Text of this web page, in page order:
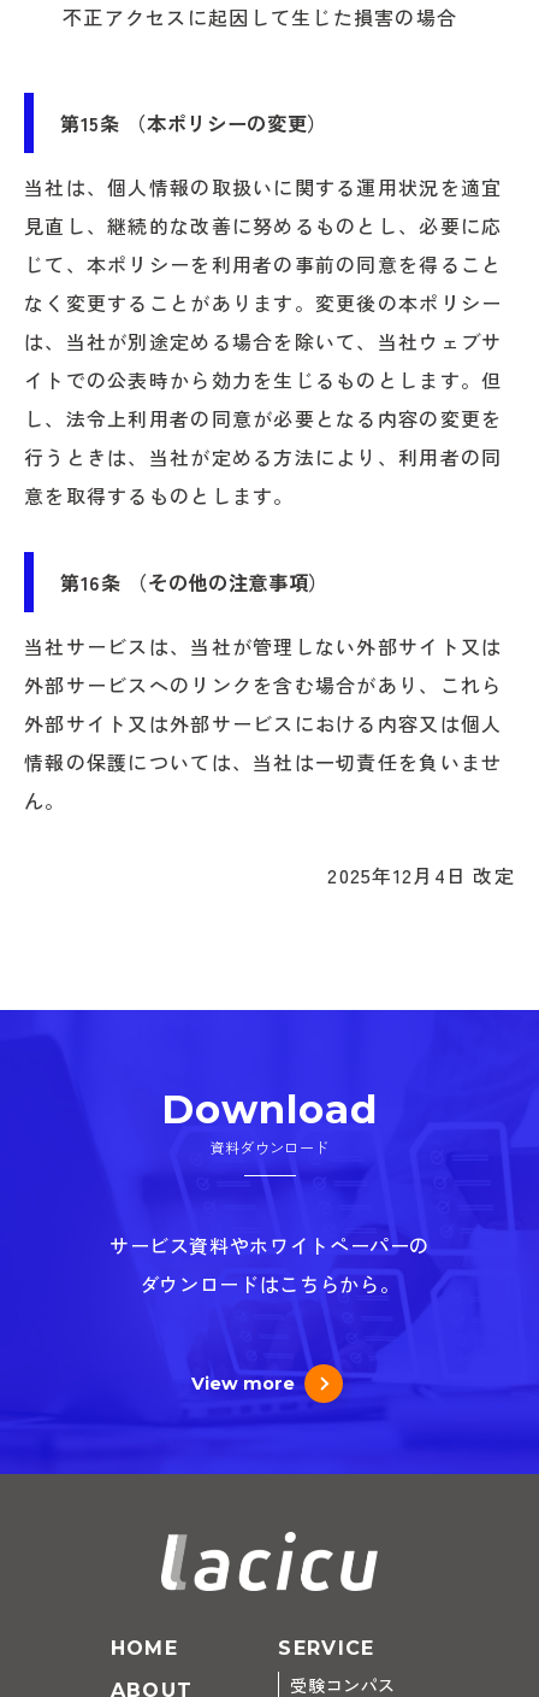
不正アクセスに起因して生じた損害の場合
第15条 （本ポリシーの変更）
当社は、個人情報の取扱いに関する運用状況を適宜
見直し、継続的な改善に努めるものとし、必要に応
じて、本ポリシーを利用者の事前の同意を得ること
なく変更することがあります。変更後の本ポリシー
は、当社が別途定める場合を除いて、当社ウェブサ
イトでの公表時から効力を生じるものとします。但
し、法令上利用者の同意が必要となる内容の変更を
行うときは、当社が定める方法により、利用者の同
意を取得するものとします。
第16条 （その他の注意事項）
当社サービスは、当社が管理しない外部サイト又は
外部サービスへのリンクを含む場合があり、これら
外部サイト又は外部サービスにおける内容又は個人
情報の保護については、当社は一切責任を負いませ
ん。
2025年12月4日 改定
Download
資料ダウンロード
サービス資料やホワイトペーパーの
ダウンロードはこちらから。
View more
HOME
ABOUT
SERVICE
受験コンパス